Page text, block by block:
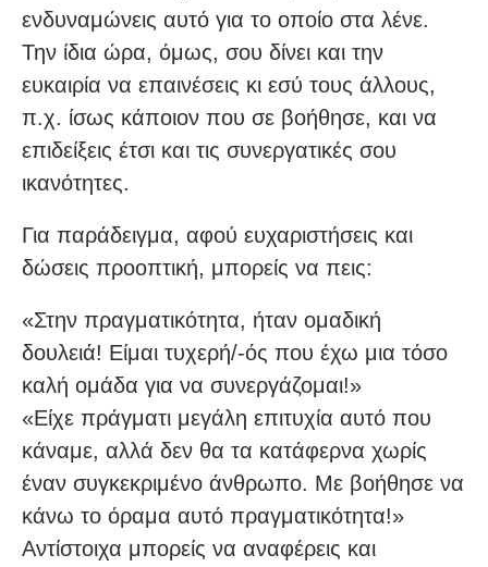
ενδυναμώνεις αυτό για το οποίο στα λένε.
Την ίδια ώρα, όμως, σου δίνει και την
ευκαιρία να επαινέσεις κι εσύ τους άλλους,
π.χ. ίσως κάποιον που σε βοήθησε, και να
επιδείξεις έτσι και τις συνεργατικές σου
ικανότητες.
Για παράδειγμα, αφού ευχαριστήσεις και
δώσεις προοπτική, μπορείς να πεις:
«Στην πραγματικότητα, ήταν ομαδική
δουλειά! Είμαι τυχερή/-ός που έχω μια τόσο
καλή ομάδα για να συνεργάζομαι!»
«Είχε πράγματι μεγάλη επιτυχία αυτό που
κάναμε, αλλά δεν θα τα κατάφερνα χωρίς
έναν συγκεκριμένο άνθρωπο. Με βοήθησε να
κάνω το όραμα αυτό πραγματικότητα!»
Αντίστοιχα μπορείς να αναφέρεις και